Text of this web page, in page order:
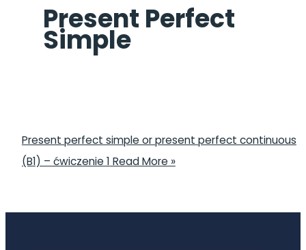
Present Perfect
Simple
Present perfect simple or present perfect continuous
(B1) – ćwiczenie 1 Read More »